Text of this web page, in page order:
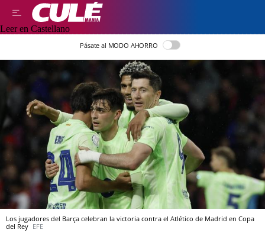
Leer en Castellano
Pásate al MODO AHORRO
Los jugadores del Barça celebran la victoria contra el Atlético de Madrid en Copa
del Rey EFE